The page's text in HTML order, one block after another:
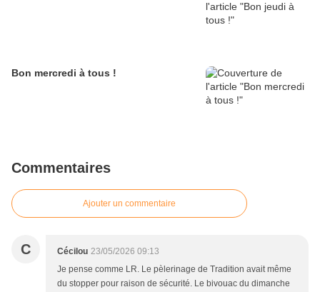
Bon mercredi à tous !
Commentaires
Ajouter un commentaire
C Cécilou 23/05/2026 09:13
Je pense comme LR. Le pèlerinage de Tradition avait même
du stopper pour raison de sécurité. Le bivouac du dimanche